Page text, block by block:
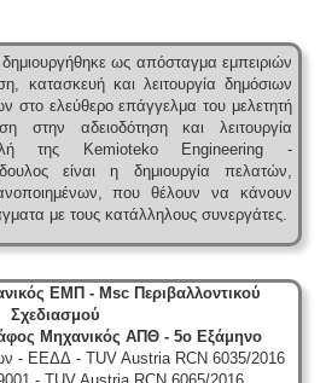
ως απόσταγμα εμπειριών
κατασκευή και λειτουργία δημόσιων
στο ελεύθερο επάγγελμα του μελετητή
στην αδειοδότηση και λειτουργία
της Kemioteko Engineering -
είναι η δημιουργία πελατών,
που θέλουν να κάνουν
με τους κατάλληλους συνεργάτες.
ΕΜΠ - Msc Περιβαλλοντικού
Σχεδιασμού
Μηχανικός ΑΠΘ - 5ο Εξάμηνο
- ΕΕΔΔ - TUV Austria RCN 6035/2016